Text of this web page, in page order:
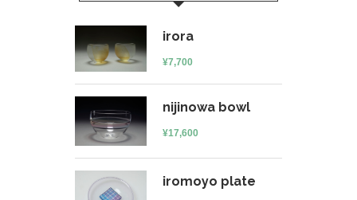
irora
¥7,700
nijinowa bowl
¥17,600
iromoyo plate